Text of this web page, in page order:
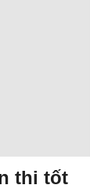
thi tốt